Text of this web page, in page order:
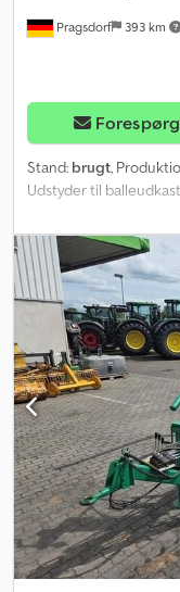
Pragsdorf 393 km
Stand: brugt,
Udstyder til
skærehoved_____,
Sjk